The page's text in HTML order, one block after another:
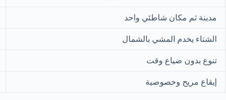
مدينة ثم مكان شاطئي واحد
الشتاء يخدم المشي بالشمال
تنوع بدون ضياع وقت
إيقاع مريح وخصوصية